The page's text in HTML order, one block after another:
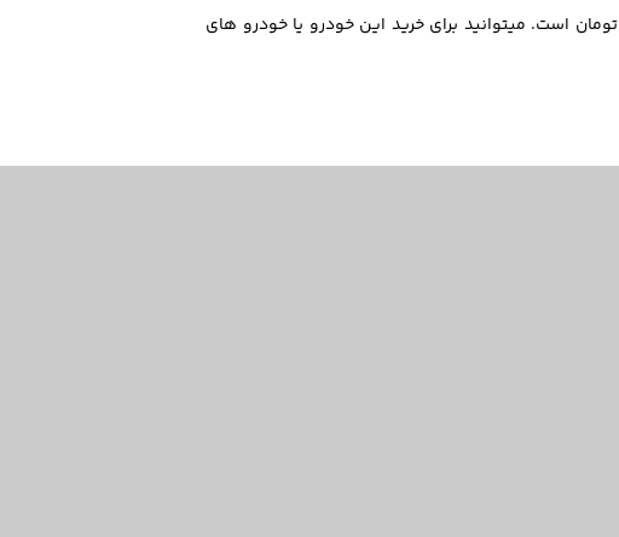
قیمت لکسوس NX هیبرید 300h fsport مدل 2017 در ۱۴۰۴/۱۱/۲۷ در بازار به صورت میانگین 12,050,000,000 تومان است. میتوانید برای خرید این خودرو یا خودرو های